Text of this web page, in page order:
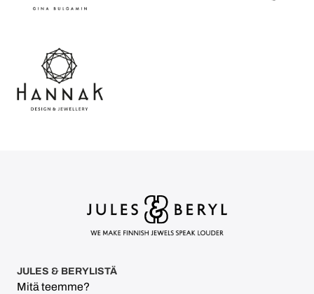
JULES & BERYLISTÄ
Mitä teemme?